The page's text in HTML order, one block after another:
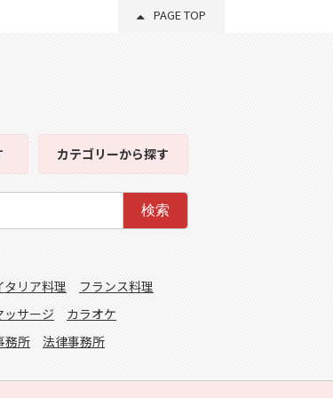
PAGE TOP
カテゴリーから探す
検索
タリア料理
フランス料理
ッサージ
カラオケ
務所 法律事務所